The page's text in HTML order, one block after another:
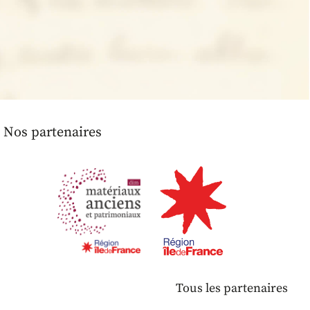
Nos partenaires
Tous les partenaires